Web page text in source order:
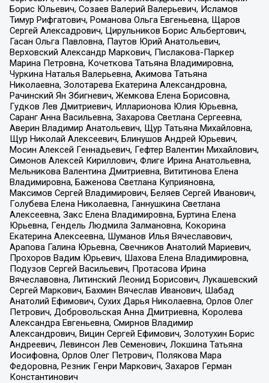
Борис Юльевич, Созаев Валерий Валерьевич, Исламов
Тимур Рифгатович, Романова Ольга Евгеньевна, Щаров
Сергей Алексадрович, Цирульников Борис Альбертович,
Гасан Ольга Павловна, Паутов Юрий Анатольевич,
Верховский Александр Маркович, Пислакова-Паркер
Марина Петровна, Кочеткова Татьяна Владимировна,
Чуркина Наталья Валерьевна, Акимова Татьяна
Николаевна, Золотарева Екатерина Александровна,
Рачинский Ян Збигневич, Жемкова Елена Борисовна,
Гудков Лев Дмитриевич, Илларионова Юлия Юрьевна,
Саранг Анна Васильевна, Захарова Светлана Сергеевна,
Аверин Владимир Анатольевич, Щур Татьяна Михайловна,
Щур Николай Алексеевич, Блинушов Андрей Юрьевич,
Мосин Алексей Геннадьевич, Гефтер Валентин Михайлович,
Симонов Алексей Кириллович, Флиге Ирина Анатольевна,
Мельникова Валентина Дмитриевна, Вититинова Елена
Владимировна, Баженова Светлана Куприяновна,
Максимов Сергей Владимирович, Беляев Сергей Иванович,
Голубева Елена Николаевна, Ганнушкина Светлана
Алексеевна, Закс Елена Владимировна, Буртина Елена
Юрьевна, Гендель Людмила Залмановна, Кокорина
Екатерина Алексеевна, Шуманов Илья Вячеславович,
Арапова Галина Юрьевна, Свечников Анатолий Мариевич,
Прохоров Вадим Юрьевич, Шахова Елена Владимировна,
Подузов Сергей Васильевич, Протасова Ирина
Вячеславовна, Литинский Леонид Борисович, Лукашевский
Сергей Маркович, Бахмин Вячеслав Иванович, Шабад
Анатолий Ефимович, Сухих Дарья Николаевна, Орлов Олег
Петрович, Добровольская Анна Дмитриевна, Королева
Александра Евгеньевна, Смирнов Владимир
Александрович, Вицин Сергей Ефимович, Золотухин Борис
Андреевич, Левинсон Лев Семенович, Локшина Татьяна
Иосифовна, Орлов Олег Петрович, Полякова Мара
Федоровна, Резник Генри Маркович, Захаров Герман
Константинович